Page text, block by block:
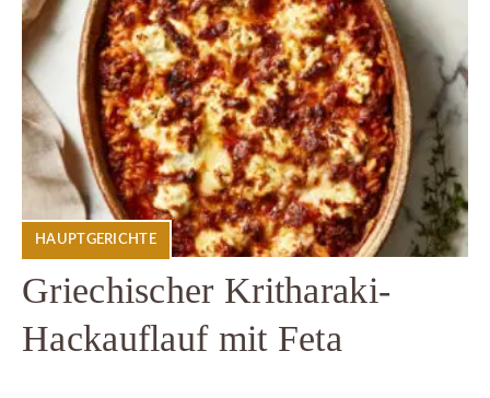
HAUPTGERICHTE
Griechischer Kritharaki-
Hackauflauf mit Feta